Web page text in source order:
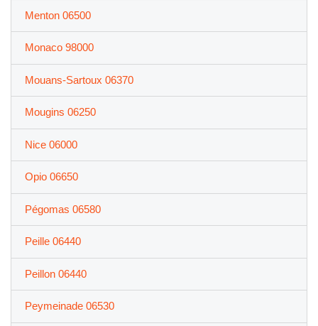
Menton 06500
Monaco 98000
Mouans-Sartoux 06370
Mougins 06250
Nice 06000
Opio 06650
Pégomas 06580
Peille 06440
Peillon 06440
Peymeinade 06530